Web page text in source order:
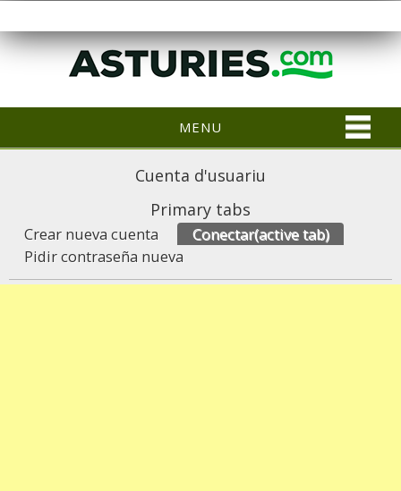
MENU
Cuenta d'usuariu
Primary tabs
Crear nueva cuenta Conectar(active tab)
Pidir contraseña nueva